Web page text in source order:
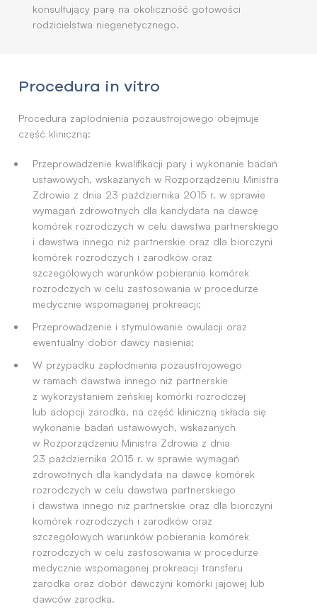
konsultujący parę na okoliczność gotowości
rodzicielstwa niegenetycznego.
Procedura in vitro
Procedura zapłodnienia pozaustrojowego obejmuje
część kliniczną:
Przeprowadzenie kwalifikacji pary i wykonanie badań
ustawowych, wskazanych w Rozporządzeniu Ministra
Zdrowia z dnia 23 października 2015 r. w sprawie
wymagań zdrowotnych dla kandydata na dawcę
komórek rozrodczych w celu dawstwa partnerskiego
i dawstwa innego niż partnerskie oraz dla biorczyni
komórek rozrodczych i zarodków oraz
szczegółowych warunków pobierania komórek
rozrodczych w celu zastosowania w procedurze
medycznie wspomaganej prokreacji;
Przeprowadzenie i stymulowanie owulacji oraz
ewentualny dobór dawcy nasienia;
W przypadku zapłodnienia pozaustrojowego
w ramach dawstwa innego niż partnerskie
z wykorzystaniem żeńskiej komórki rozrodczej
lub adopcji zarodka, na część kliniczną składa się
wykonanie badań ustawowych, wskazanych
w Rozporządzeniu Ministra Zdrowia z dnia
23 października 2015 r. w sprawie wymagań
zdrowotnych dla kandydata na dawcę komórek
rozrodczych w celu dawstwa partnerskiego
i dawstwa innego niż partnerskie oraz dla biorczyni
komórek rozrodczych i zarodków oraz
szczegółowych warunków pobierania komórek
rozrodczych w celu zastosowania w procedurze
medycznie wspomaganej prokreacji transferu
zarodka oraz dobór dawczyni komórki jajowej lub
dawców zarodka.